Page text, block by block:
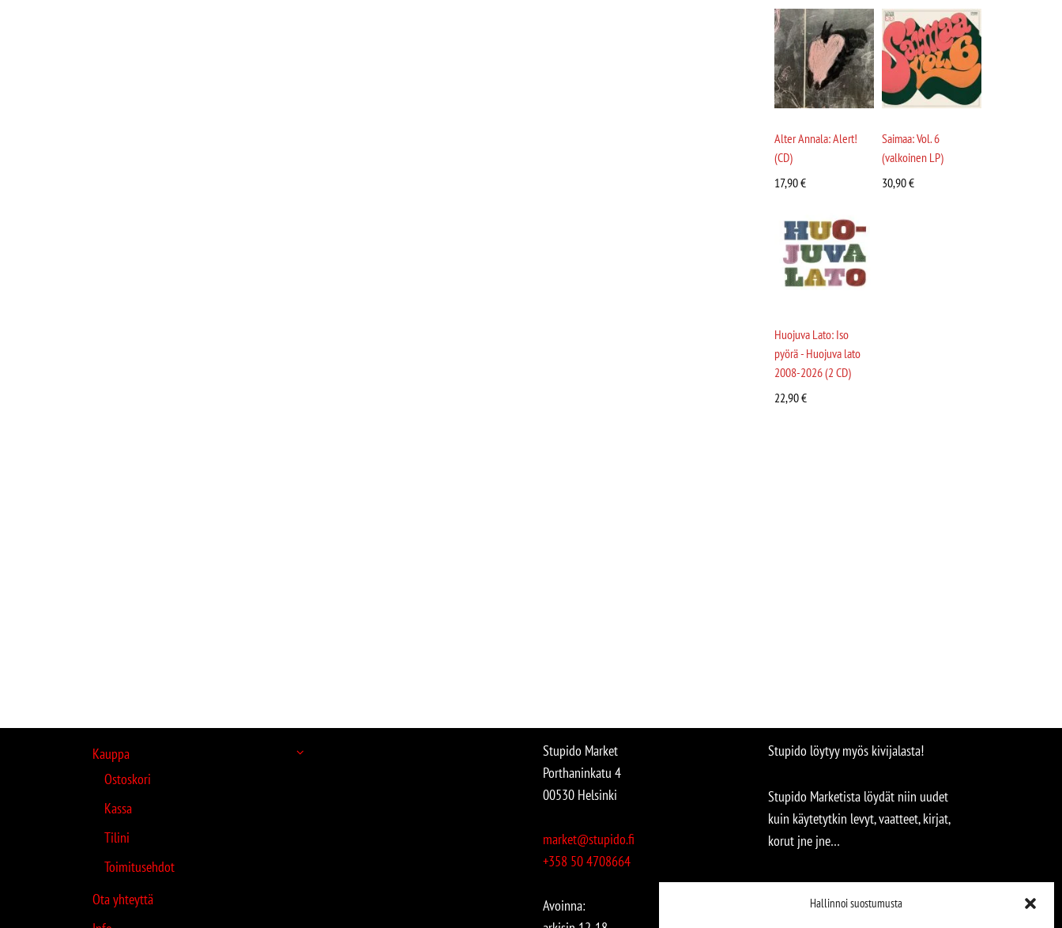
Hallinnoi suostumusta
Alter Annala: Alert!
(CD)
17,90€
Saimaa: Vol. 6
(valkoinen LP)
30,90€
Huojuva Lato: Iso
pyörä - Huojuva lato
2008-2026 (2 CD)
22,90€
Kauppa
Ostoskori
Kassa
Tilini
Toimitusehdot
Ota yhteyttä
Stupido Market
Porthaninkatu 4
00530 Helsinki
market@stupido.fi
+358 50 4708664
Avoinna:
Stupido löytyy myös kivijalasta!
Stupido Marketista löydät niin uudet
kuin käytetytkin levyt, vaatteet, kirjat,
korut jne jne…